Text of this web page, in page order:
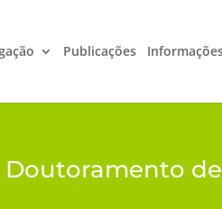
Publicações
Doutoramento